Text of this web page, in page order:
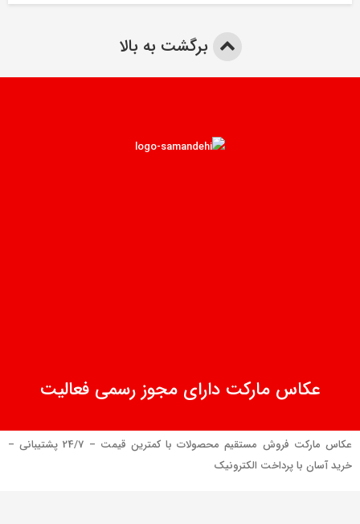
برگشت به بالا
عکاس مارکت دارای مجوز رسمی فعالیت
عکاس مارکت فروش مستقیم محصولات با کمترین قیمت – 24/7 پشتیبانی –
خرید آسان با پرداخت الکترونیک